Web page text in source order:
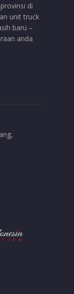
di
unit truck
baru –
anda